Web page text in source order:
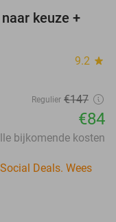
keuze +
9.2 star
Regulier €147
€84
bijkomende kosten
Deals. Wees